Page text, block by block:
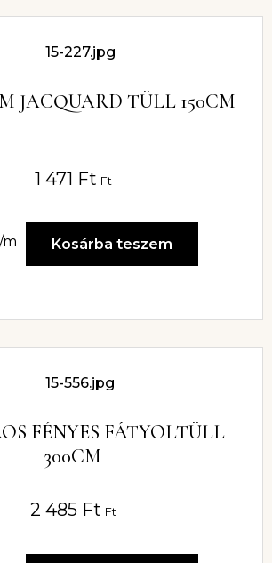
JACQUARD TÜLL 150CM
1 471 Ft Ft
/m Kosárba teszem
FÉNYES FÁTYOLTÜLL
300CM
2 485 Ft Ft